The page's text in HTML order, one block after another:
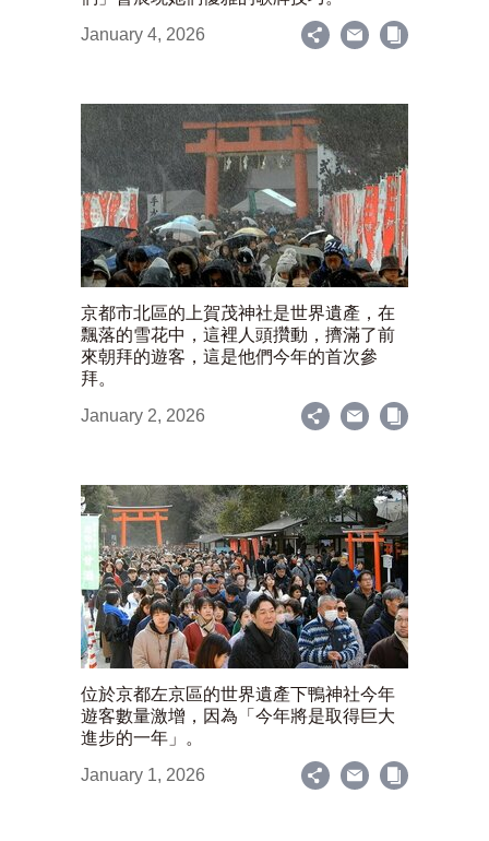
January 4, 2026
京都市北區的上賀茂神社是世界遺產，在
飄落的雪花中，這裡人頭攢動，擠滿了前
來朝拜的遊客，這是他們今年的首次參
拜。
January 2, 2026
位於京都左京區的世界遺產下鴨神社今年
遊客數量激增，因為「今年將是取得巨大
進步的一年」。
January 1, 2026